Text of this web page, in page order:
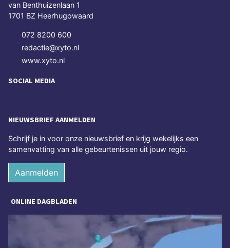
van Benthuizenlaan 1
1701 BZ Heerhugowaard
072 8200 600
redactie@xyto.nl
www.xyto.nl
SOCIAL MEDIA
NIEUWSBRIEF AANMELDEN
Schrijf je in voor onze nieuwsbrief en krijg wekelijks een
samenvatting van alle gebeurtenissen uit jouw regio.
Aanmelden
ONLINE DAGBLADEN